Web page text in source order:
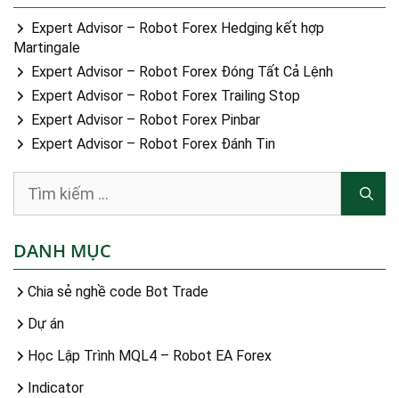
Expert Advisor – Robot Forex Hedging kết hợp
Martingale
Expert Advisor – Robot Forex Đóng Tất Cả Lệnh
Expert Advisor – Robot Forex Trailing Stop
Expert Advisor – Robot Forex Pinbar
Expert Advisor – Robot Forex Đánh Tin
DANH MỤC
Chia sẻ nghề code Bot Trade
Dự án
Học Lập Trình MQL4 – Robot EA Forex
Indicator